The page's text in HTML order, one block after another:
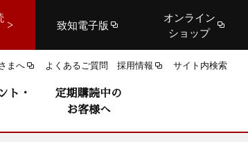
致知電子版
オンライン
ショップ
まへ よくあるご質問 採用情報 サイト内検索
ト・
定期購読中の
お客様へ